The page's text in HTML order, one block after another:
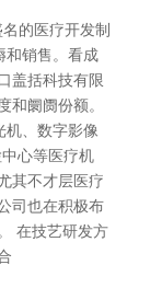
的医疗开发制
和销售。看成
盖括科技有限
和阛阓份额。
机、数字影像
心等医疗机
其不才层医疗
司也在积极布
在技艺研发方